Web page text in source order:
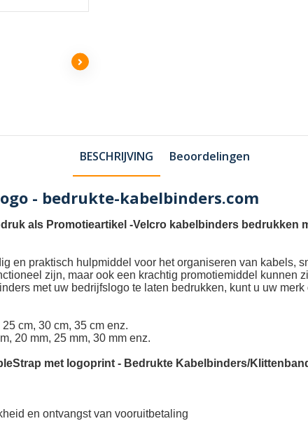
BESCHRIJVING Beoordelingen
- bedrukte-kabelbinders.com
als Promotieartikel -Velcro kabelbinders bedrukken
en praktisch hulpmiddel voor het organiseren van kabels,
zijn, maar ook een krachtig promotiemiddel kunnen
met uw bedrijfslogo te laten bedrukken, kunt u uw
cm, 30 cm, 35 cm enz.
20 mm, 25 mm, 30 mm enz.
met logoprint - Bedrukte Kabelbinders/
en ontvangst van vooruitbetaling